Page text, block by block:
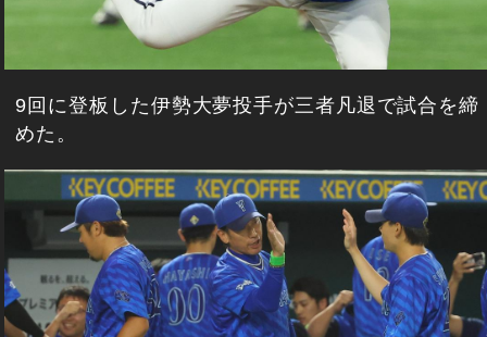
9回に登板した伊勢大夢投手が三者凡退で試合を締
めた。